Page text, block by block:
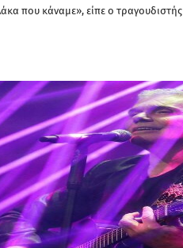
που κάναμε», είπε ο τραγουδιστής